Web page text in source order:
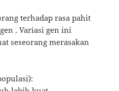
terhadap rasa pahit
. Variasi gen ini
seseorang merasakan